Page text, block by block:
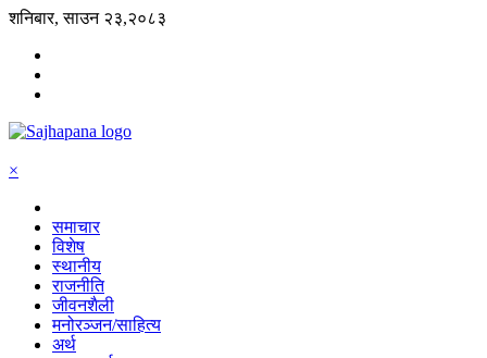
शनिबार, साउन २३,२०८३
×
समाचार
विशेष
स्थानीय
राजनीति
जीवनशैली
मनोरञ्जन/साहित्य
अर्थ